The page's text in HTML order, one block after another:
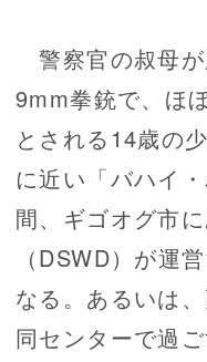
警察官の叔母
9mm拳銃で、ほ
とされる14歳の
に近い「バハイ
間、ギゴオグ市
（DSWD）が運
なる。あるいは
同センターで過